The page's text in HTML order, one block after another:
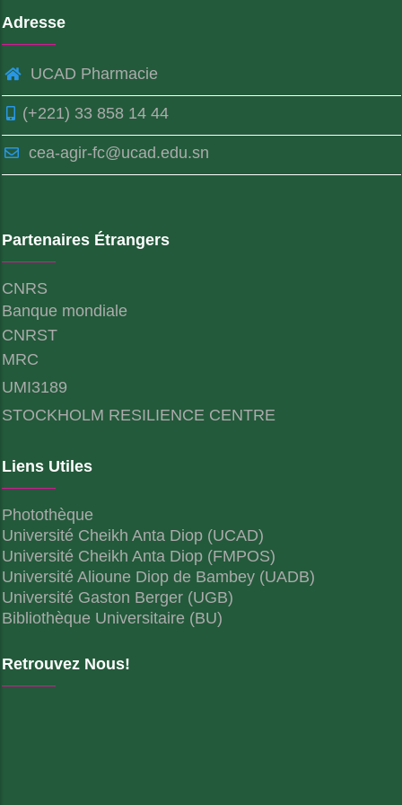
Adresse
UCAD Pharmacie
(+221) 33 858 14 44
cea-agir-fc@ucad.edu.sn
Partenaires Étrangers
CNRS
Banque mondiale
CNRST
MRC
UMI3189
STOCKHOLM RESILIENCE CENTRE
Liens Utiles
Photothèque
Université Cheikh Anta Diop (UCAD)
Université Cheikh Anta Diop (FMPOS)
Université Alioune Diop de Bambey (UADB)
Université Gaston Berger (UGB)
Bibliothèque Universitaire (BU)
Retrouvez Nous!